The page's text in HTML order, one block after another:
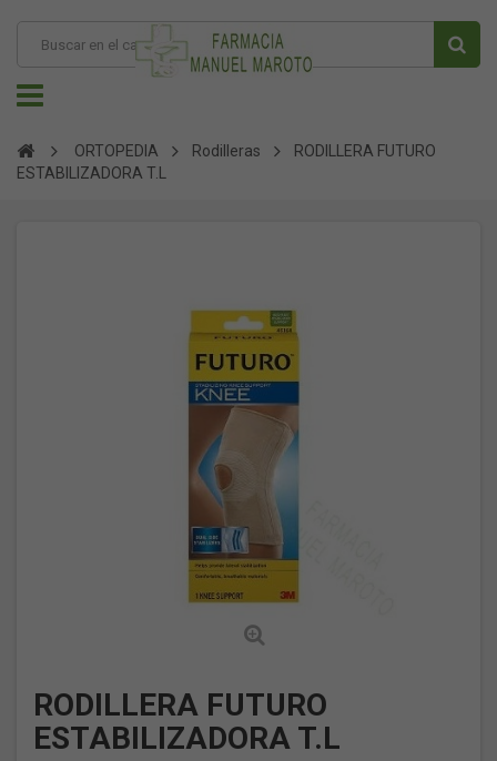
ORTOPEDIA Rodilleras
RODILLERA FUTURO
ESTABILIZADORA T.L
RODILLERA FUTURO
ESTABILIZADORA T.L